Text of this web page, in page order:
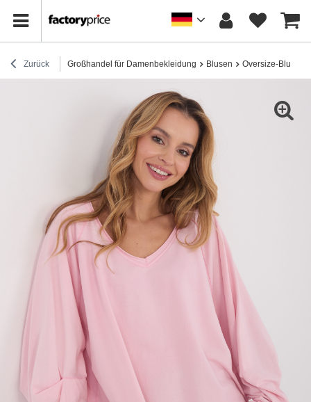
Zurück Großhandel für Damenbekleidung Blusen Oversize-Blusen